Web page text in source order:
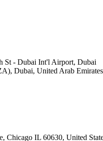
St - Dubai Int'l Airport, Dubai
Dubai, United Arab Emirates
Chicago IL 60630, United